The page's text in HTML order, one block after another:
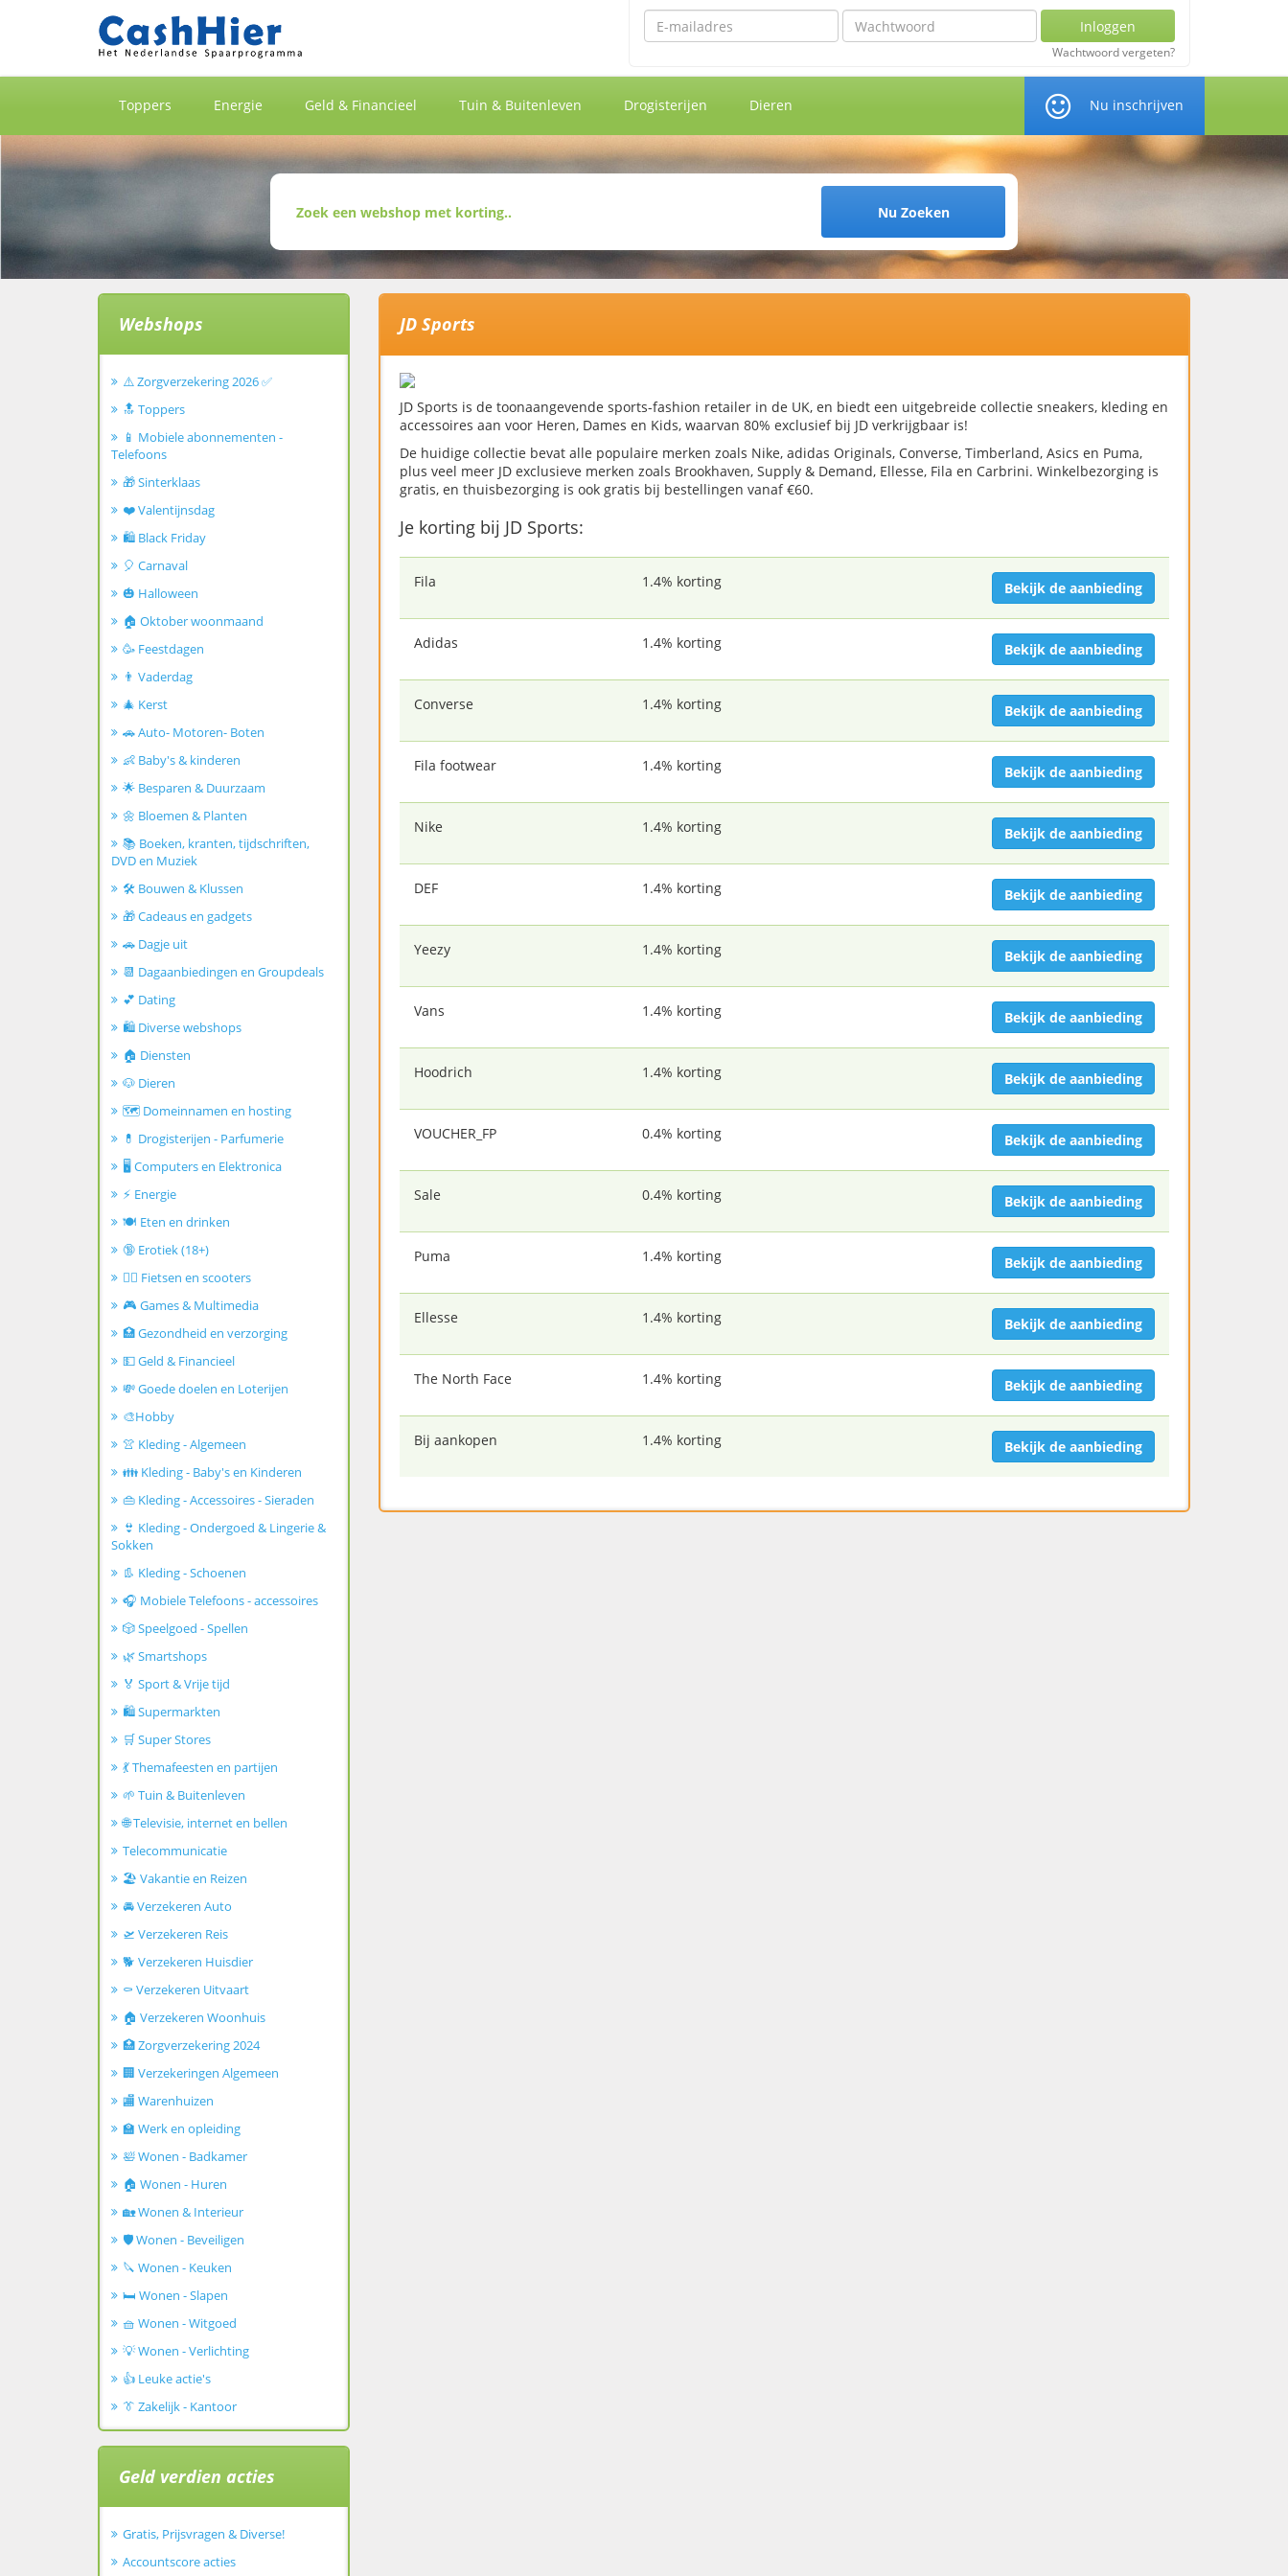
Emailadres Wachtwoord Inloggen
Wachtwoord vergeten?
Toppers Energie Geld & Financieel Tuin & Buitenleven Drogisterijen Dieren Nu inschrijven
Nu Zoeken
JD Sports
JD Sports is de toonaangevende sports-fashion retailer in de UK, en biedt een uitgebreide collectie sneakers, kleding en
accessoires aan voor Heren, Dames en Kids, waarvan 80% exclusief bij JD verkrijgbaar is!
De huidige collectie bevat alle populaire merken zoals Nike, adidas Originals, Converse, Timberland, Asics en Puma,
plus veel meer JD exclusieve merken zoals Brookhaven, Supply & Demand, Ellesse, Fila en Carbrini. Winkelbezorging is
gratis, en thuisbezorging is ook gratis bij bestellingen vanaf €60.
Je korting bij JD Sports:
Fila 1.4% korting Bekijk de aanbieding
Adidas 1.4% korting Bekijk de aanbieding
Converse 1.4% korting Bekijk de aanbieding
Fila footwear 1.4% korting Bekijk de aanbieding
Nike 1.4% korting Bekijk de aanbieding
DEF 1.4% korting Bekijk de aanbieding
Yeezy 1.4% korting Bekijk de aanbieding
Vans 1.4% korting Bekijk de aanbieding
Hoodrich 1.4% korting Bekijk de aanbieding
VOUCHER_FP 0.4% korting Bekijk de aanbieding
Sale 0.4% korting Bekijk de aanbieding
Puma 1.4% korting Bekijk de aanbieding
Ellesse 1.4% korting Bekijk de aanbieding
The North Face 1.4% korting Bekijk de aanbieding
Bij aankopen 1.4% korting Bekijk de aanbieding
Webshops
⚠️ Zorgverzekering 2026 ✅
🔝 Toppers
📱 Mobiele abonnementen -
Telefoons
🎁 Sinterklaas
❤️ Valentijnsdag
🛍️ Black Friday
🎈 Carnaval
🎃 Halloween
🏠 Oktober woonmaand
🥳 Feestdagen
👨 Vaderdag
🎄 Kerst
🚗 Auto- Motoren- Boten
👶 Baby's & kinderen
🌟 Besparen & Duurzaam
🌼 Bloemen & Planten
📚 Boeken, kranten, tijdschriften,
DVD en Muziek
🛠️ Bouwen & Klussen
🎁 Cadeaus en gadgets
🚗 Dagje uit
📆 Dagaanbiedingen en Groupdeals
💕 Dating
🛍️ Diverse webshops
🏠 Diensten
🐶 Dieren
🗺️ Domeinnamen en hosting
💊 Drogisterijen - Parfumerie
🖥️ Computers en Elektronica
⚡ Energie
🍽️ Eten en drinken
🔞 Erotiek (18+)
🚴‍♂️ Fietsen en scooters
🎮 Games & Multimedia
🏥 Gezondheid en verzorging
💵 Geld & Financieel
💸 Goede doelen en Loterijen
🎨Hobby
👚 Kleding - Algemeen
👪 Kleding - Baby's en Kinderen
👜 Kleding - Accessoires - Sieraden
👙 Kleding - Ondergoed & Lingerie &
Sokken
👢 Kleding - Schoenen
🎧 Mobiele Telefoons - accessoires
🎲 Speelgoed - Spellen
🌿 Smartshops
🏅 Sport & Vrije tijd
🛍️ Supermarkten
🛒 Super Stores
💃 Themafeesten en partijen
🌱 Tuin & Buitenleven
🌐 Televisie, internet en bellen
Telecommunicatie
🏖️ Vakantie en Reizen
🚘 Verzekeren Auto
🛫 Verzekeren Reis
🐕 Verzekeren Huisdier
⚰️ Verzekeren Uitvaart
🏠 Verzekeren Woonhuis
🏥 Zorgverzekering 2024
🏢 Verzekeringen Algemeen
🏬 Warenhuizen
🏫 Werk en opleiding
🛀 Wonen - Badkamer
🏠 Wonen - Huren
🏡 Wonen & Interieur
🛡️ Wonen - Beveiligen
🔪 Wonen - Keuken
🛏️ Wonen - Slapen
🧺 Wonen - Witgoed
💡 Wonen - Verlichting
👍 Leuke actie's
👔 Zakelijk - Kantoor
Geld verdien acties
Gratis, Prijsvragen & Diverse!
Accountscore acties